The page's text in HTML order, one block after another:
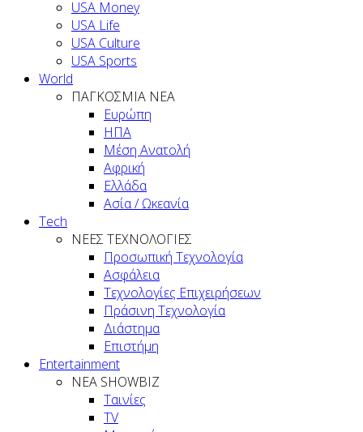
USA Money
USA Life
USA Culture
USA Sports
World
ΠΑΓΚΟΣΜΙΑ ΝΕΑ
Ευρώπη
ΗΠΑ
Μέση Ανατολή
Αφρική
Ελλάδα
Ασία / Ωκεανία
Tech
ΝΕΕΣ ΤΕΧΝΟΛΟΓΙΕΣ
Προσωπική Τεχνολογία
Ασφάλεια
Τεχνολογίες Επιχειρήσεων
Πράσινη Τεχνολογία
Διάστημα
Επιστήμη
Entertainment
ΝΕΑ SHOWBIZ
Ταινίες
TV